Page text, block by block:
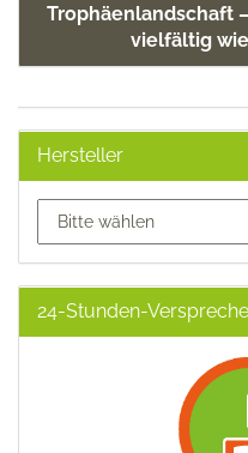
Trophäenlandschaft
vielfältig
Hersteller
24-Stunden-